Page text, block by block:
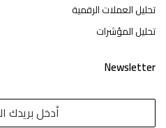
تحليل العملات الرقمية
تحليل المؤشرات
Newsletter